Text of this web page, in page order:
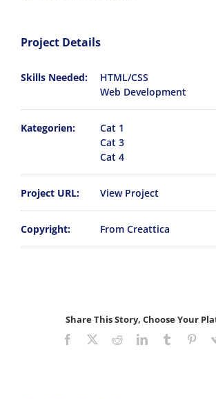
Project Details
Skills Needed:
HTML/CSS
Web Development
Kategorien:
Cat 1
Cat 3
Cat 4
Project URL: View Project
Copyright: From Creattica
Share This Story, Choose Your
Facebook
TwitterRedditLinkedInTumblr